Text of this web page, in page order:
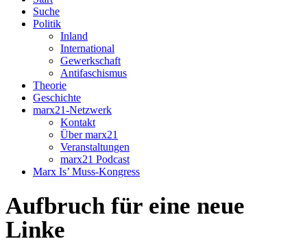
Suche
Politik
Inland
International
Gewerkschaft
Antifaschismus
Theorie
Geschichte
marx21-Netzwerk
Kontakt
Über marx21
Veranstaltungen
marx21 Podcast
Marx Is’ Muss-Kongress
Aufbruch für eine neue
Linke